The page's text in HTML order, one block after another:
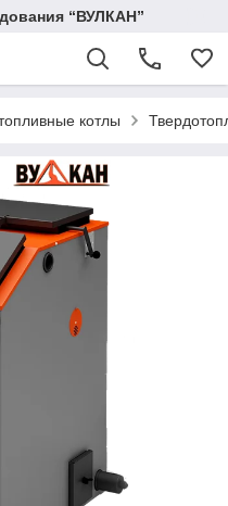
“ВУЛКАН”
котлы